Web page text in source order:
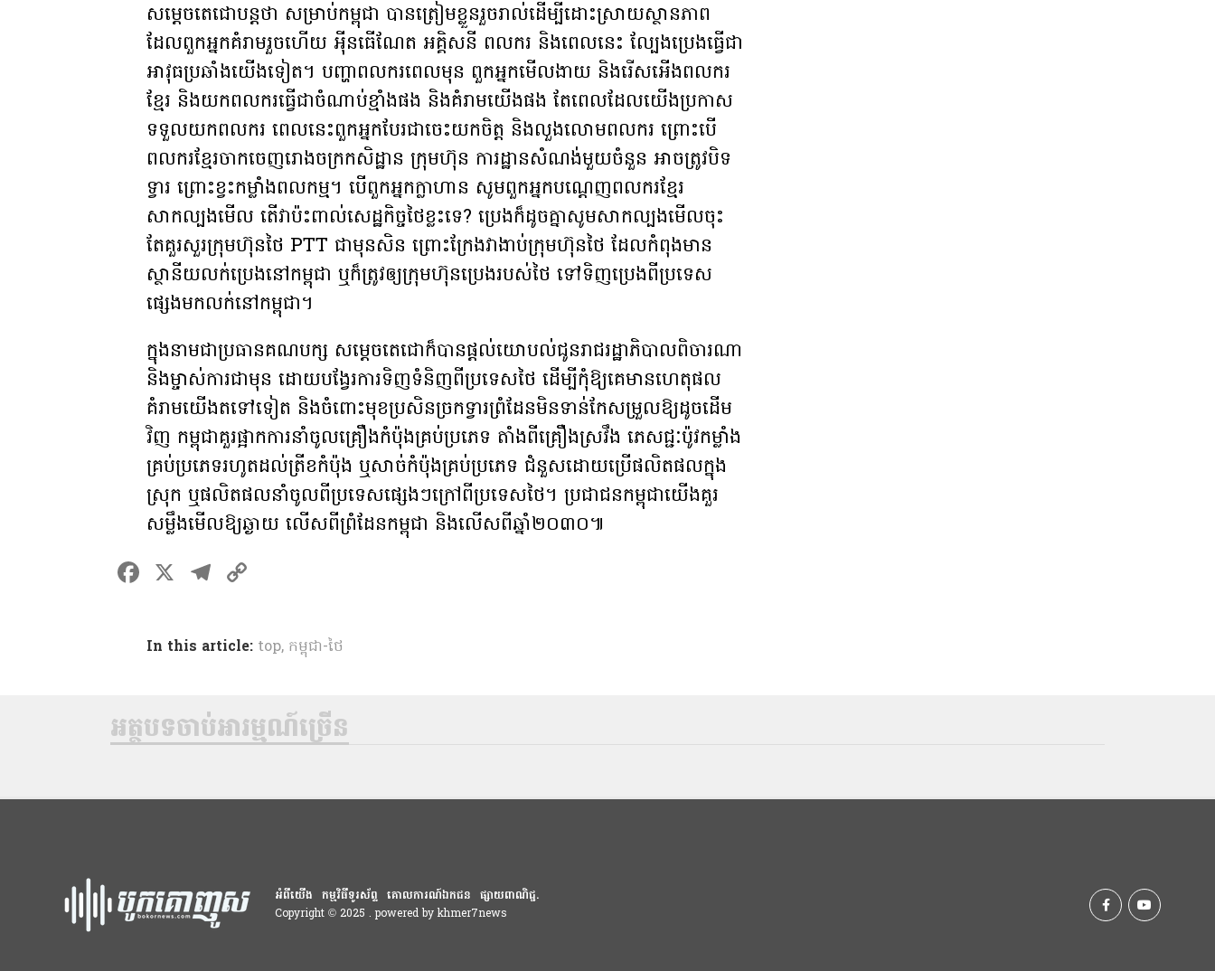
សម្តេចតេជោ​បន្តថា សម្រាប់កម្ពុជា បានត្រៀមខ្លួនរួចរាល់ដើម្បីដោះស្រាយស្ថានភាព
ដែលពួកអ្នកគំរាមរួចហើយ អុីនធើណែត អគ្គិសនី ពលករ និងពេលនេះ ល្បែងប្រេងធ្វើជា
អាវុធប្រឆាំងយើងទៀត។ បញ្ហាពលករពេលមុន ពួកអ្នកមើលងាយ និងរើសអើងពលករ
ខ្មែរ និងយកពលករធ្វើជាចំណាប់ខ្មាំងផង និងគំរាមយើងផង តែពេលដែលយើងប្រកាស
ទទួលយកពលករ ពេលនេះពួកអ្នកបែរជាចេះយកចិត្ត និងលួងលោមពលករ ព្រោះបើ
ពលករខ្មែរចាកចេញរោងចក្រកសិដ្ឋាន ក្រុមហ៊ុន ការដ្ឋានសំណង់មួយចំនួន អាចត្រូវបិទ
ទ្វារ ព្រោះខ្វះកម្លាំងពលកម្ម។ បើពួកអ្នកក្លាហាន សូមពួកអ្នកបណ្តេញពលករខ្មែរ
សាកល្បងមើល តើវាប៉ះពាល់សេដ្ឋកិច្ចថៃខ្លះទេ? ប្រេងក៏ដូចគ្នាសូមសាកល្បងមើលចុះ
តែគួរសួរក្រុមហ៊ុនថៃ PTT ជាមុនសិន ព្រោះក្រែងវាងាប់ក្រុមហ៊ុនថៃ ដែលកំពុងមាន
ស្ថានីយលក់ប្រេងនៅកម្ពុជា ឬក៏ត្រូវឲ្យក្រុមហ៊ុនប្រេងរបស់ថៃ ទៅទិញប្រេងពីប្រទេស
ផ្សេងមកលក់នៅកម្ពុជា។
ក្នុងនាមជាប្រធានគណបក្ស សម្តេចតេជោក៏​បាន​ផ្តល់យោបល់ជូនរាជរដ្ឋាភិបាលពិចារណា
និងម្ចាស់ការជាមុន ដោយបង្វែរការទិញទំនិញពីប្រទេសថៃ ដើម្បីកុំឱ្យ​គេមានហេតុផល
គំរាមយើងតទៅទៀត និងចំពោះមុខប្រសិនច្រកទ្វារព្រំដែនមិនទាន់កែសម្រួលឱ្យ​ដូចដើម
វិញ កម្ពុជាគួរផ្អាកការនាំចូលគ្រឿងកំប៉ុងគ្រប់ប្រភេទ តាំងពីគ្រឿងស្រវឹង ភេសជ្ជៈប៉ូវកម្លាំង
គ្រប់ប្រភេទរហូតដល់ត្រីខកំប៉ុង ឬសាច់កំប៉ុងគ្រប់ប្រភេទ ជំនួសដោយប្រើផលិតផលក្នុង
ស្រុក ឬផលិតផលនាំចូលពីប្រទេសផ្សេងៗក្រៅពីប្រទេសថៃ។ ប្រជាជនកម្ពុជាយើងគួរ
សម្លឹងមើលឱ្យ​ឆ្ងាយ លើសពីព្រំដែនកម្ពុជា និងលើសពីឆ្នាំ២០៣០៕
F
ce
b
o
k
X T
e
gr
m
p
y
n
k
In this article: top, កម្ពុជា-ថៃ
អត្ថបទចាប់អារម្មណ៍ច្រើន
អំពីយើង កម្មវិធីទូរស័ព្ទ គោលការណ៍ឯកជន
ផ្សាយពាណិជ្ជ.
Copyright © 2025 . powered by khmer7news